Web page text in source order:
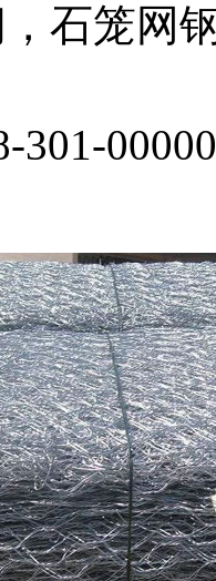
，石笼网
301-00000